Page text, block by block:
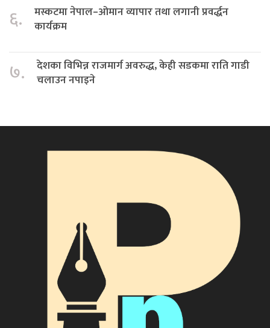
६.
मस्कटमा नेपाल–ओमान व्यापार तथा लगानी प्रवर्द्धन
कार्यक्रम
७.
देशका विभिन्न राजमार्ग अवरुद्ध, केही सडकमा राति गाडी
चलाउन नपाइने